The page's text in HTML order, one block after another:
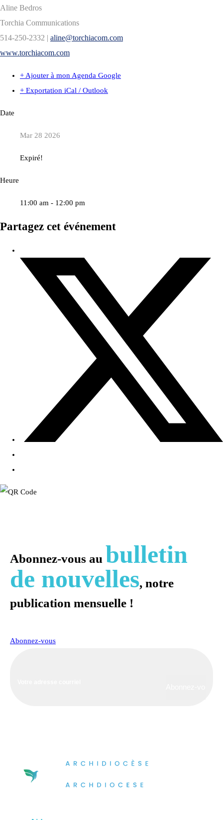
Aline Bedros
Torchia Communications
514-250-2332 | aline@torchiacom.com
www.torchiacom.com
+ Ajouter à mon Agenda Google
+ Exportation iCal / Outlook
Date
Mar 28 2026
Expiré!
Heure
11:00 am - 12:00 pm
Partagez cet événement
Abonnez-vous au bulletin
de nouvelles, notre
publication mensuelle !
Abonnez-vous